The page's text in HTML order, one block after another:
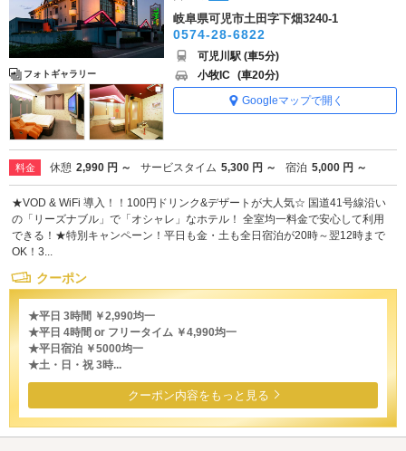
フォトギャラリー
岐阜県可児市土田字下畑3240-1
0574-28-6822
可児川駅 (車5分)
小牧IC (車20分)
Googleマップで開く
料金 休憩 2,990 円 ～ サービスタイム 5,300 円 ～ 宿泊 5,000 円 ～
★VOD & WiFi 導入！！100円ドリンク&デザートが大人気☆ 国道41号線沿い
の「リーズナブル」で「オシャレ」なホテル！ 全室均一料金で安心して利用
できる！★特別キャンペーン！平日も金・土も全日宿泊が20時～翌12時まで
OK！3...
クーポン
★平日 3時間 ￥2,990均一
★平日 4時間 or フリータイム ￥4,990均一
★平日宿泊 ￥5000均一
★土・日・祝 3時...
クーポン内容をもっと見る